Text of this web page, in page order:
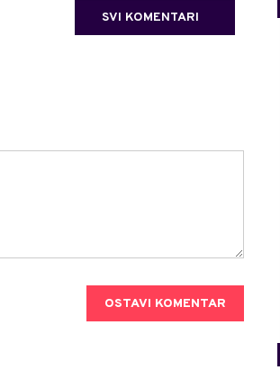
SVI KOMENTARI
OSTAVI KOMENTAR